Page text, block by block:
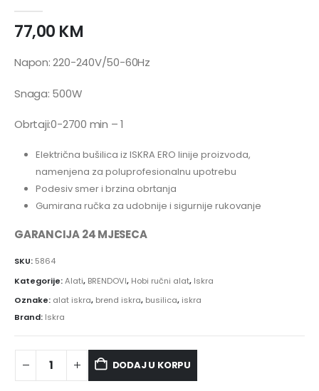
77,00 KM
Napon: 220-240V/50-60Hz
Snaga: 500W
Obrtaji:0-2700 min – 1
Električna bušilica iz ISKRA ERO linije proizvoda,
namenjena za poluprofesionalnu upotrebu
Podesiv smer i brzina obrtanja
Gumirana ručka za udobnije i sigurnije rukovanje
GARANCIJA 24 MJESECA
SKU: 5864
Kategorije:Alati, BRENDOVI, Hobi ručni alat, Iskra
Oznake: alat iskra, brend iskra, busilica, iskra
Brand: Iskra
DODAJ U KORPU